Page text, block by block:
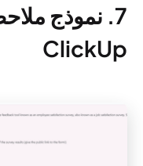
7. نموذج
ClickUp